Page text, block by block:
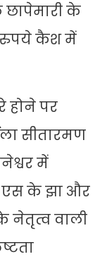
के
रुपये कैश में
होने पर
सीतारमण
में
के झा और
नेतृत्व वाली